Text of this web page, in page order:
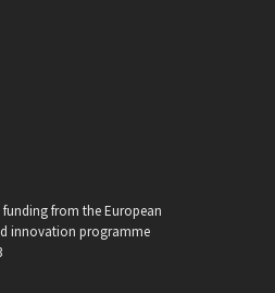
funding from the European
innovation programme